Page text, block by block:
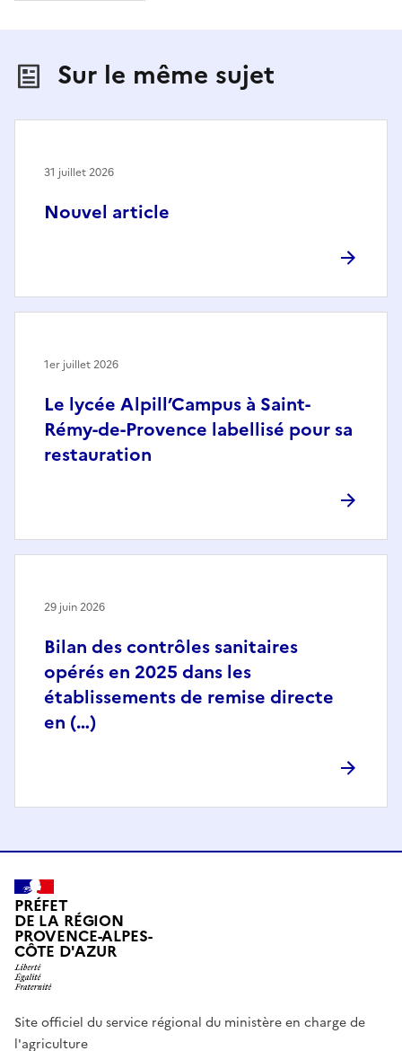
Sur le même sujet
Nouvel article
31 juillet 2026
Le lycée Alpill’Campus à Saint-
Rémy-de-Provence labellisé pour sa
restauration
1er juillet 2026
Bilan des contrôles sanitaires
opérés en 2025 dans les
établissements de remise directe
en (…)
29 juin 2026
PRÉFET
DE LA RÉGION
PROVENCE-ALPES-
CÔTE D'AZUR
Site officiel du service régional du ministère en charge de
l'agriculture